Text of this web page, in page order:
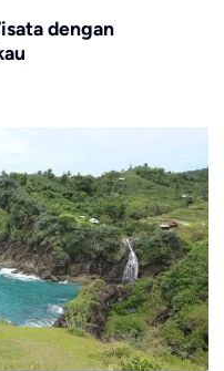
dengan